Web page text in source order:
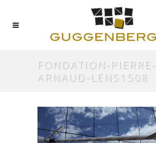
FONDATION-PIERRE-
ARNAUD-LENS1508